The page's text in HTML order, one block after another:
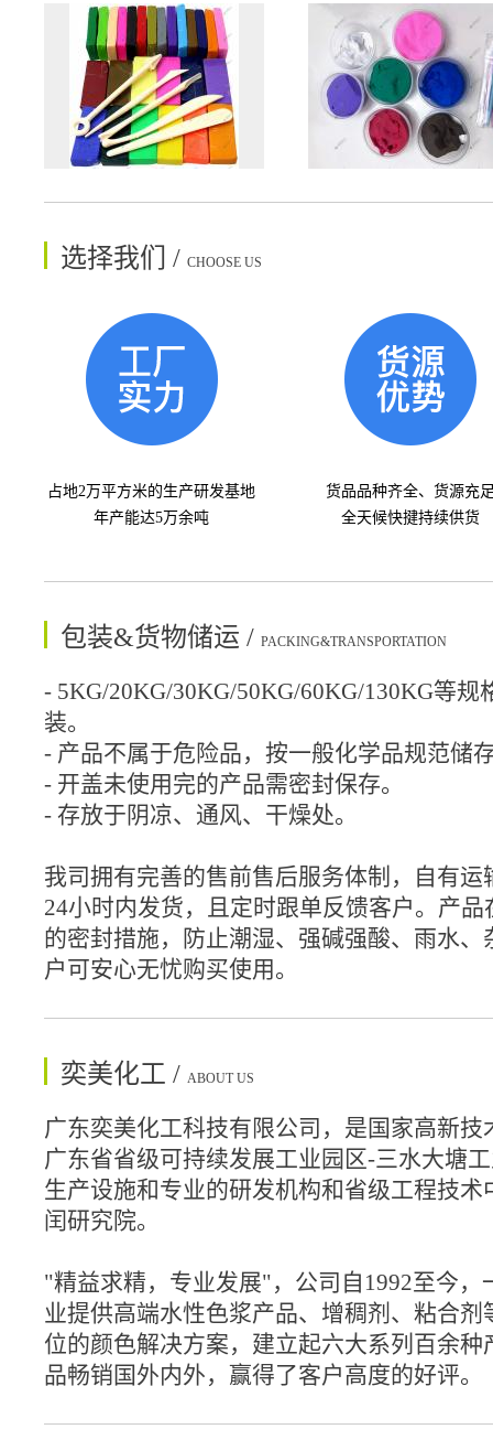
选择我们 / CHOOSE US
占地2万平方米的生产研发基地
年产能达5万余吨
货品品种齐全、货源充
全天候快揵持续供货
包装&货物储运 / PACKING&TRANSPORTATION
- 5KG/20KG/30KG/50KG/60KG/130KG等规
装。
- 产品不属于危险品，按一般化学品规范储
- 开盖未使用完的产品需密封保存。
- 存放于阴凉、通风、干燥处。
我司拥有完善的售前售后服务体制，自有运
24小时内发货，且定时跟单反馈客户。产
的密封措施，防止潮湿、强碱强酸、雨水、
户可安心无忧购买使用。
奕美化工 / ABOUT US
广东奕美化工科技有限公司，是国家高新
广东省省级可持续发展工业园区-三水大塘
生产设施和专业的研发机构和省级工程技术
闰研究院。
"精益求精，专业发展"，公司自1992至今，
业提供高端水性色浆产品、增稠剂、粘合
位的颜色解决方案，建立起六大系列百余种
品畅销国外内外，赢得了客户高度的好评。